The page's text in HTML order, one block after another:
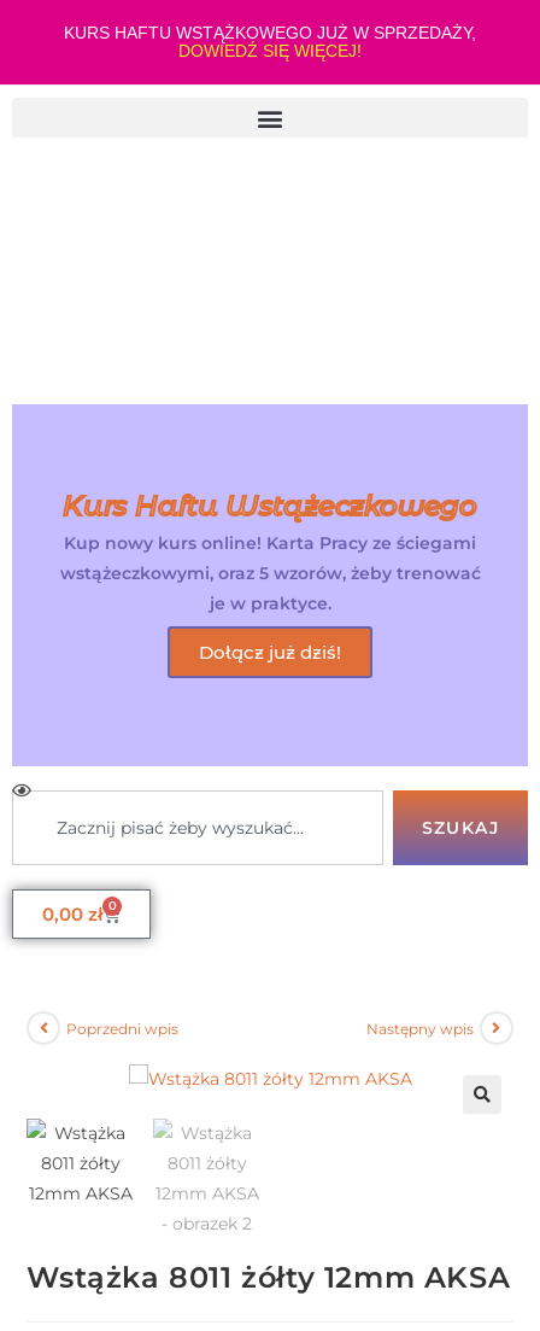
KURS HAFTU WSTĄŻKOWEGO JUŻ W SPRZEDAŻY,
DOWIEDŹ SIĘ WIĘCEJ!
Kurs Haftu Wstążeczkowego
Kup nowy kurs online! Karta Pracy ze ściegami
wstążeczkowymi, oraz 5 wzorów, żeby trenować
je w praktyce.
Dołącz już dziś!
SZUKAJ
0,00 zł 0
Poprzedni wpis Następny wpis
Wstążka 8011 żółty 12mm AKSA